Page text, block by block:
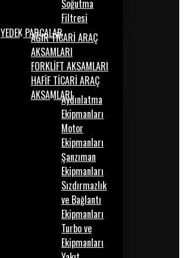
Soğutma
Filtresi
YEDEK PARÇALARAĞIR TİCARİ ARAÇ
AKSAMLARI
FORKLİFT AKSAMLARI
HAFİF TİCARİ ARAÇ
AKSAMLARIAydınlatma
Ekipmanları
Motor
Ekipmanları
Şanzıman
Ekipmanları
Sızdırmazlık
ve Bağlantı
Ekipmanları
Turbo ve
Ekipmanları